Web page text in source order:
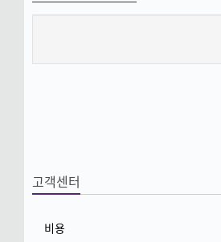
고객센터
비용